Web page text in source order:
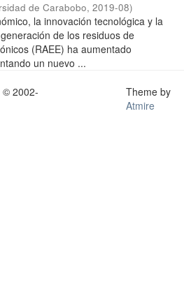
de Carabobo, 2019-08)
la innovación tecnológica y la
de los residuos de
(RAEE) ha aumentado
un nuevo ...
© 2002-
Theme by
Atmire